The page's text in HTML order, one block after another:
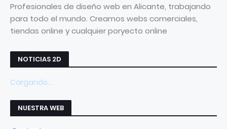
Profesionales de diseño web en Alicante, trabajando
para todo el mundo. Creamos webs comerciales,
tiendas online y cualquier poryecto online
NOTICIAS 2D
Cargando...
NUESTRA WEB